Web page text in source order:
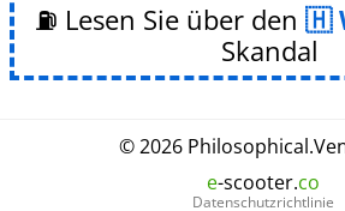
⛽ Lesen Sie über den
Skandal
© 2026 Philosophical.
e-scooter.co
Datenschutzrichtlinie